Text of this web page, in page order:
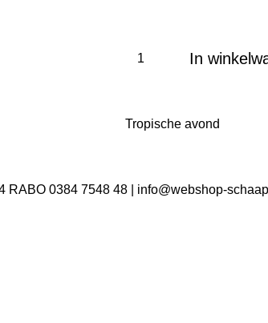
In
Tropische avond
RABO 0384 7548 48 | info@webshop-